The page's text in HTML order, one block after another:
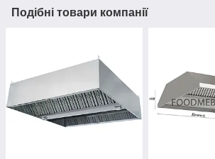
Подібні товари компанії